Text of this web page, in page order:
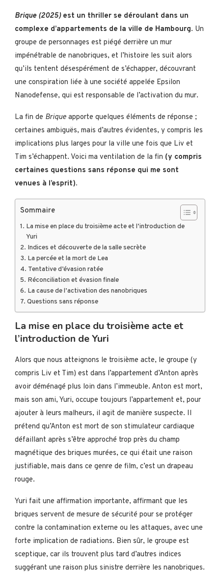
Brique (2025)est un thriller se déroulant dans un
complexe d’appartements de la ville de Hambourg. Un
groupe de personnages est piégé derrière un mur
impénétrable de nanobriques, et l’histoire les suit alors
qu’ils tentent désespérément de s’échapper, découvrant
une conspiration liée à une société appelée Epsilon
Nanodefense, qui est responsable de l’activation du mur.
La fin de Brique apporte quelques éléments de réponse ;
certaines ambiguës, mais d’autres évidentes, y compris les
implications plus larges pour la ville une fois que Liv et
Tim s’échappent. Voici ma ventilation de la fin (y compris
certaines questions sans réponse qui me sont
venues à l’esprit).
Sommaire
La mise en place du troisième acte et l’introduction de
Yuri
Indices et découverte de la salle secrète
La percée et la mort de Lea
Tentative d’évasion ratée
Réconciliation et évasion finale
La cause de l’activation des nanobriques
Questions sans réponse
La mise en place du troisième acte et
l’introduction de Yuri
Alors que nous atteignons le troisième acte, le groupe (y
compris Liv et Tim) est dans l’appartement d’Anton après
avoir déménagé plus loin dans l’immeuble. Anton est mort,
mais son ami, Yuri, occupe toujours l’appartement et, pour
ajouter à leurs malheurs, il agit de manière suspecte. Il
prétend qu’Anton est mort de son stimulateur cardiaque
défaillant après s’être approché trop près du champ
magnétique des briques murées, ce qui était une raison
justifiable, mais dans ce genre de film, c’est un drapeau
rouge.
Yuri fait une affirmation importante, affirmant que les
briques servent de mesure de sécurité pour se protéger
contre la contamination externe ou les attaques, avec une
forte implication de radiations. Bien sûr, le groupe est
sceptique, car ils trouvent plus tard d’autres indices
suggérant une raison plus sinistre derrière les nanobriques.